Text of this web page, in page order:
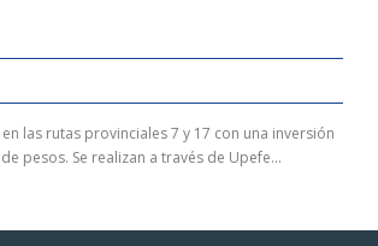
las rutas provinciales 7 y 17 con una inversión
pesos. Se realizan a través de Upefe...